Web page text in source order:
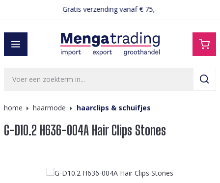
Gratis verzending vanaf € 75,-
home haarmode haarclips & schuifjes
G-D10.2 H636-004A Hair Clips Stones
Afbeeldingengalerij overslaan